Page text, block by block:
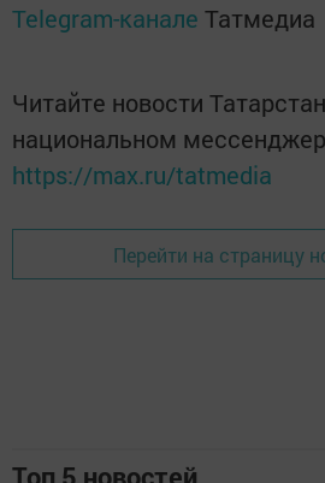
Telegram-канале Татмедиа
Читайте новости
национальном
https://max.ru/tatmedia
Перейти на страницу